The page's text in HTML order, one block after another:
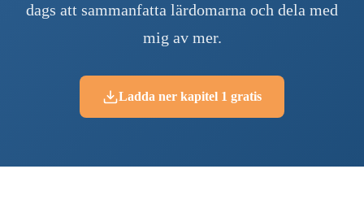
dags att sammanfatta lärdomarna och dela med
mig av mer.
Ladda ner kapitel 1 gratis